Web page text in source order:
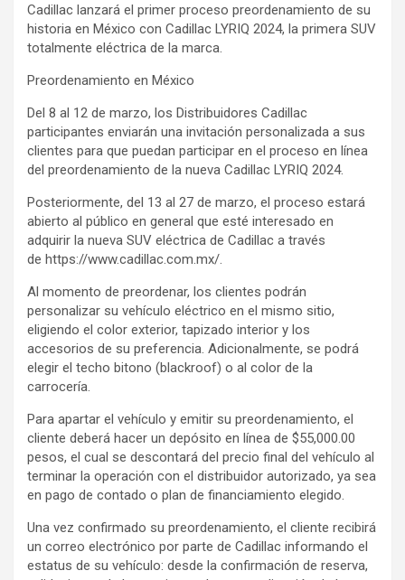
Cadillac lanzará el primer proceso preordenamiento de su
historia en México con Cadillac LYRIQ 2024, la primera SUV
totalmente eléctrica de la marca.
Preordenamiento en México
Del 8 al 12 de marzo, los Distribuidores Cadillac
participantes enviarán una invitación personalizada a sus
clientes para que puedan participar en el proceso en línea
del preordenamiento de la nueva Cadillac LYRIQ 2024.
Posteriormente, del 13 al 27 de marzo, el proceso estará
abierto al público en general que esté interesado en
adquirir la nueva SUV eléctrica de Cadillac a través
de https://www.cadillac.com.mx/.
Al momento de preordenar, los clientes podrán
personalizar su vehículo eléctrico en el mismo sitio,
eligiendo el color exterior, tapizado interior y los
accesorios de su preferencia. Adicionalmente, se podrá
elegir el techo bitono (blackroof) o al color de la
carrocería.
Para apartar el vehículo y emitir su preordenamiento, el
cliente deberá hacer un depósito en línea de $55,000.00
pesos, el cual se descontará del precio final del vehículo al
terminar la operación con el distribuidor autorizado, ya sea
en pago de contado o plan de financiamiento elegido.
Una vez confirmado su preordenamiento, el cliente recibirá
un correo electrónico por parte de Cadillac informando el
estatus de su vehículo: desde la confirmación de reserva,